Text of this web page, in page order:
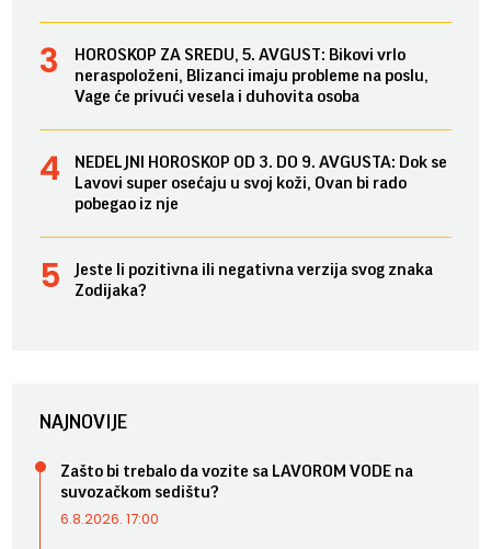
HOROSKOP ZA SREDU, 5. AVGUST: Bikovi vrlo
neraspoloženi, Blizanci imaju probleme na poslu,
Vage će privući vesela i duhovita osoba
NEDELJNI HOROSKOP OD 3. DO 9. AVGUSTA: Dok se
Lavovi super osećaju u svoj koži, Ovan bi rado
pobegao iz nje
Jeste li pozitivna ili negativna verzija svog znaka
Zodijaka?
NAJNOVIJE
Zašto bi trebalo da vozite sa LAVOROM VODE na
suvozačkom sedištu?
6.8.2026. 17:00